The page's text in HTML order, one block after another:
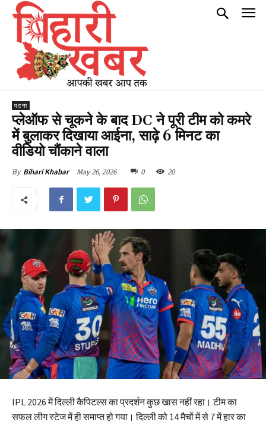
पटना
प्लेऑफ से चूकने के बाद DC ने पूरी टीम को कमरे
में बुलाकर दिखाया आईना, साढ़े 6 मिनट का
वीडियो चौंकाने वाला
By Bihari Khabar May 26, 2026 0 20
IPL 2026 में दिल्ली कैपिटल्स का प्रदर्शन कुछ खास नहीं रहा। टीम का
सफल लीग स्टेज में ही समाप्त हो गया। दिल्ली को 14 मैचों में से 7 में हार का